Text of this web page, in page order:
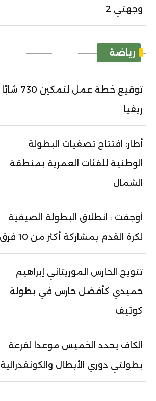
وجهتي 2
رياضة
توقيع خطة عمل لتمكين 730 شابًا
ريفيًا
أطار: افتتاح تصفيات البطولة
الوطنية للفئات العمرية بمنطقة
الشمال
أوجفت : انطلاق البطولة الصيفية
لكرة القدم بمشاركة أكثر من 10 فرق
تتويج الحارس الموريتاني إبراهيم
حميدي كأفضل حارس في بطولة
كوتيف
الكاف يحدد الخميس موعداً لقرعة
بطولتي دوري الأبطال والكونفدرالية